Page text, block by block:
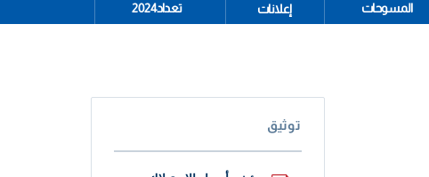
المسوحات إعلانات تعداد2024
توثيق